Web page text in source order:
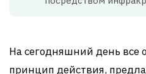
На сегодняшний день все
принцип действия,